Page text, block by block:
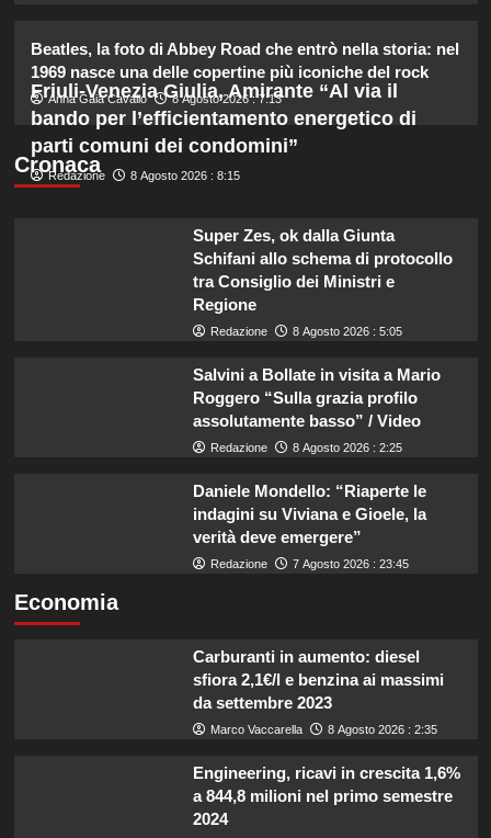
Elisabetta Gregoraci incontra la
sorella in Costa Smeralda: momenti
da ricordare insieme.
Phillips: l’eleganza estiva che non
dimenticherò mai.
Beatles, la foto di Abbey Road che entrò nella storia: nel
1969 nasce una delle copertine più iconiche del rock
Anna Gaia Cavallo 8 Agosto 2026 : 7:13
Cronaca
Friuli-Venezia Giulia, Amirante “Al via il
bando per l’efficientamento energetico di
parti comuni dei condomini”
Redazione 8 Agosto 2026 : 8:15
Super Zes, ok dalla Giunta
Schifani allo schema di protocollo
tra Consiglio dei Ministri e
Regione
Redazione 8 Agosto 2026 : 5:05
Salvini a Bollate in visita a Mario
Roggero “Sulla grazia profilo
assolutamente basso” / Video
Redazione 8 Agosto 2026 : 2:25
Daniele Mondello: “Riaperte le
indagini su Viviana e Gioele, la
verità deve emergere”
Redazione 7 Agosto 2026 : 23:45
Economia
Carburanti in aumento: diesel
sfiora 2,1€/l e benzina ai massimi
da settembre 2023
Marco Vaccarella 8 Agosto 2026 : 2:35
Engineering, ricavi in crescita 1,6%
a 844,8 milioni nel primo semestre
2024